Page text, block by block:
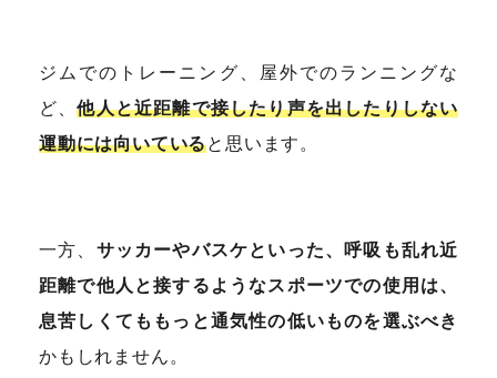
ジムでのトレーニング、屋外でのランニングな
ど、他人と近距離で接したり声を出したりしない
運動には向いていると思います。
一方、 サッカーやバスケといった、呼吸も乱れ近
距離で他人と接するようなスポーツでの使用は、
息苦しくてももっと通気性の低いものを選ぶべき
かもしれません。